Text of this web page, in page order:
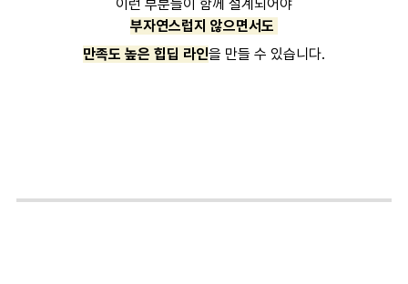
이런 부분들이 함께 설계되어야
부자연스럽지 않으면서도
만족도 높은 힙딥 라인을 만들 수 있습니다.